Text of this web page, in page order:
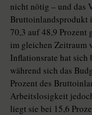
nicht nötig – und das
Bruttoinlandsprodukt
70,3 auf 48,9 Prozent
im gleichen Zeitraum
Inflationsrate hat sich
während sich das
Prozent des
Arbeitslosigkeit
liegt sie bei 15,6